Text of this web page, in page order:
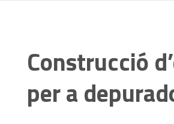
Construcció
per a